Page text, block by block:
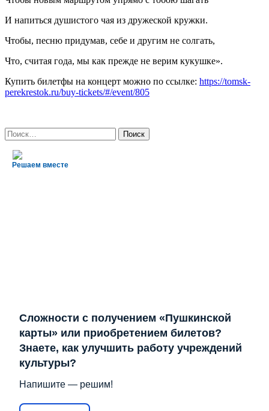
И напиться душистого чая из дружеской кружки.
Чтобы, песню придумав, себе и другим не солгать,
Что, считая года, мы как прежде не верим кукушке».
Купить билетфы на концерт можно по ссылке: https://tomsk-
perekrestok.ru/buy-tickets/#/event/805
Найти:
Решаем вместе
Сложности с получением «Пушкинской
карты» или приобретением билетов?
Знаете, как улучшить работу учреждений
культуры?
Напишите — решим!